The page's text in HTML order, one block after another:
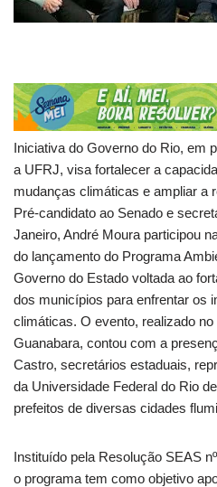
Iniciativa do Governo do Rio, em
a UFRJ, visa fortalecer a
mudanças climáticas e ampliar a
Pré-candidato ao Senado e
Janeiro, André Moura participou
do lançamento do Programa
Governo do Estado voltada ao
dos municípios para enfrentar os
climáticas. O evento, realizado
Guanabara, contou com a
Castro, secretários estaduais,
da Universidade Federal do Rio
prefeitos de diversas cidades
Instituído pela Resolução SEAS
o programa tem como objetivo